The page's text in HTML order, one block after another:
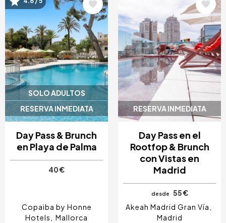
SOLO ADULTOS
RESERVA INMEDIATA
Image
Day Pass & Brunch
en Playa de Palma
40 €
Copaiba by Honne
Hotels
Mallorca
RESERVA INMEDIATA
Day Pass en el
Rootfop & Brunch
con Vistas en
Madrid
desde
55 €
Akeah Madrid Gran Vía
Madrid